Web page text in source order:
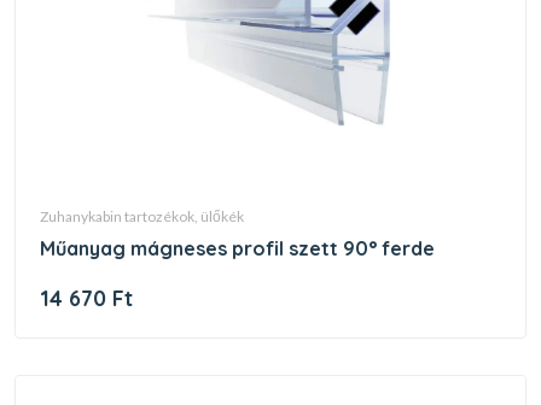
zuhanykabin tartozékok, ülőkék
műanyag mágneses profil szett 90° ferde
14 670 Ft